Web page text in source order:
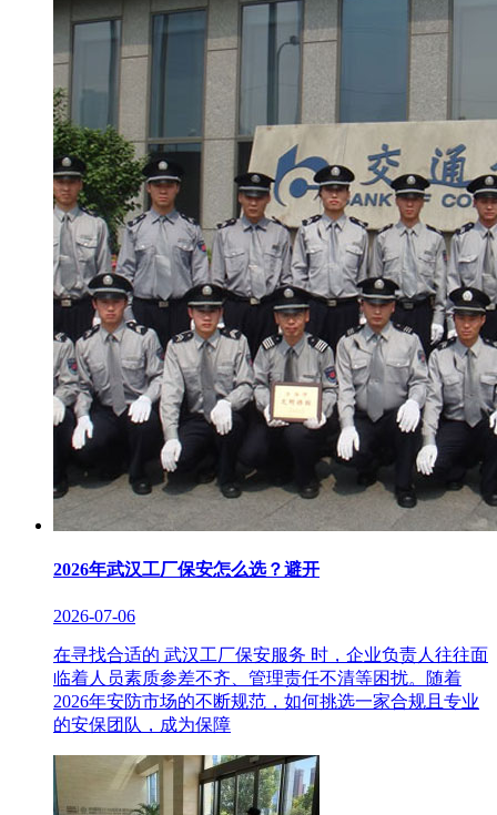
2026年武汉工厂保安怎么选？避开
2026-07-06
在寻找合适的 武汉工厂保安服务 时，企业负责人往往面
临着人员素质参差不齐、管理责任不清等困扰。随着
2026年安防市场的不断规范，如何挑选一家合规且专业
的安保团队，成为保障